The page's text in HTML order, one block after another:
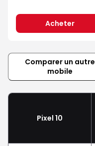
Acheter
Comparer un autre
mobile
Pixel 10